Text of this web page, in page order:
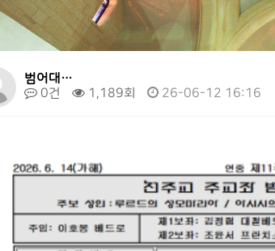
사무실안내
오시는 길
범어대…
0건
1,189회 26-06-12 16:16